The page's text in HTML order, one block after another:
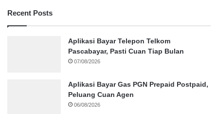
Recent Posts
Aplikasi Bayar Telepon Telkom
Pascabayar, Pasti Cuan Tiap Bulan
07/08/2026
Aplikasi Bayar Gas PGN Prepaid Postpaid,
Peluang Cuan Agen
06/08/2026